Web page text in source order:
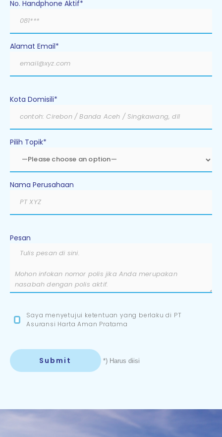
No. Handphone Aktif*
Alamat Email*
Kota Domisili*
Pilih Topik*
Nama Perusahaan
Pesan
Saya menyetujui ketentuan yang berlaku di PT
Asuransi Harta Aman Pratama
*) Harus diisi